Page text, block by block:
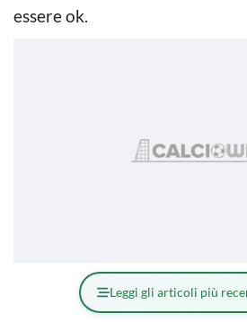
essere ok.
Leggi gli articoli più